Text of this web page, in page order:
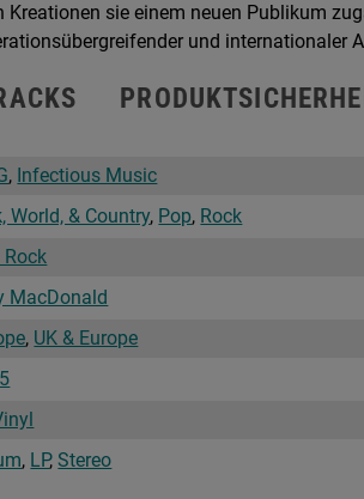
Kreationen sie einem neuen Publikum
und internationaler
, Infectious Music
World, & Country, Pop, Rock
Rock
MacDonald
, UK & Europe
, LP,Stereo